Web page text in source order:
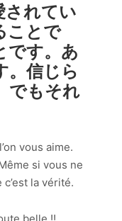
されてい
ことで
です。あ
。信じら
でもそれ
vous aime.
si vous ne
la vérité.
belle !!